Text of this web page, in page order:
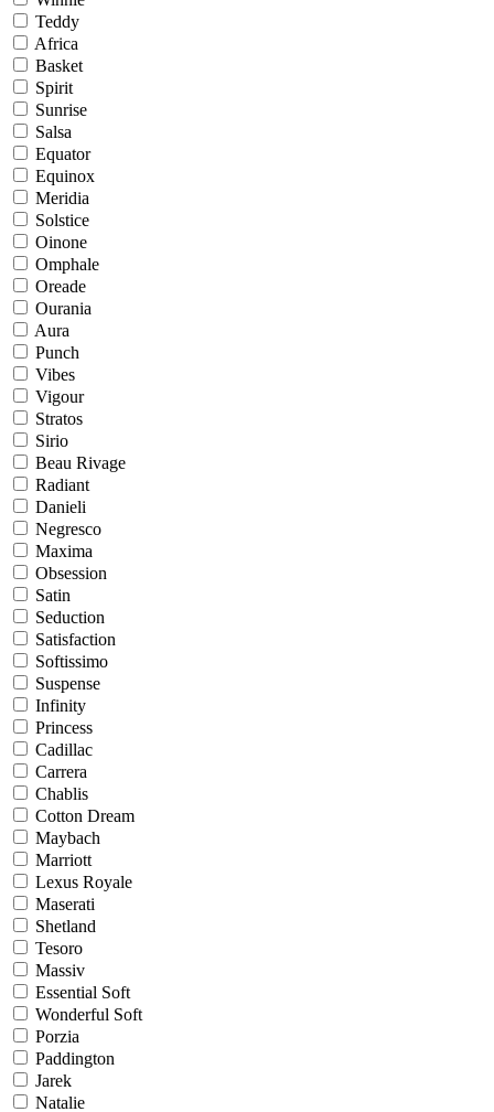
Teddy
Africa
Basket
Spirit
Sunrise
Salsa
Equator
Equinox
Meridia
Solstice
Oinone
Omphale
Oreade
Ourania
Aura
Punch
Vibes
Vigour
Stratos
Sirio
Beau Rivage
Radiant
Danieli
Negresco
Maxima
Obsession
Satin
Seduction
Satisfaction
Softissimo
Suspense
Infinity
Princess
Cadillac
Carrera
Chablis
Cotton Dream
Maybach
Marriott
Lexus Royale
Maserati
Shetland
Tesoro
Massiv
Essential Soft
Wonderful Soft
Porzia
Paddington
Jarek
Natalie